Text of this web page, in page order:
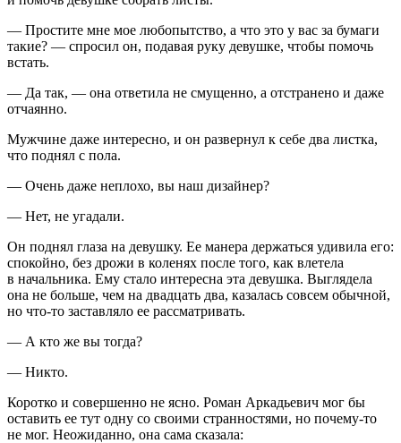
— Простите мне мое любопытство, а что это у вас за бумаги
такие? — спросил он, подавая руку девушке, чтобы помочь
встать.
— Да так, — она ответила не смущенно, а отстранено и даже
отчаянно.
Мужчине даже интересно, и он развернул к себе два листка,
что поднял с пола.
— Очень даже неплохо, вы наш дизайнер?
— Нет, не угадали.
Он поднял глаза на девушку. Ее манера держаться удивила его:
спокойно, без дрожи в коленях после того, как влетела
в начальника. Ему стало интересна эта девушка. Выглядела
она не больше, чем на двадцать два, казалась совсем обычной,
но что-то заставляло ее рассматривать.
— А кто же вы тогда?
— Никто.
Коротко и совершенно не ясно. Роман Аркадьевич мог бы
оставить ее тут одну со своими странностями, но почему-то
не мог. Неожиданно, она сама сказала: